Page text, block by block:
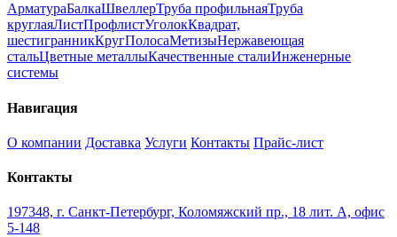
АрматураБалкаШвеллерТруба профильнаяТруба
круглаяЛистПрофлистУголокКвадрат,
шестигранникКругПолосаМетизыНержавеющая
стальЦветные металлыКачественные сталиИнженерные
системы
Навигация
О компании Доставка Услуги Контакты Прайс-лист
Контакты
197348, г. Санкт-Петербург, Коломяжский пр., 18 лит. А, офис
5-148